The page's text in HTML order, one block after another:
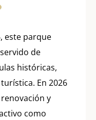
este parque
de
históricas,
En 2026
y
como